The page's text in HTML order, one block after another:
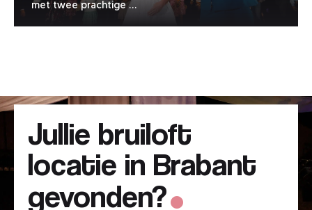
met twee prachtige …
Jullie bruiloft
locatie in Brabant
gevonden?.